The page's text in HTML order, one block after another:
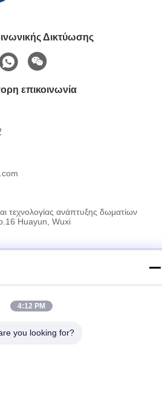
Δικτύωσης
επικοινωνία
τεχνολογίας ανάπτυξης δωματίων
Huayun, Wuxi
κόλλα λειωμένων μετάλλων PUR
διατηρούνται.
4:12 PM
you looking for?